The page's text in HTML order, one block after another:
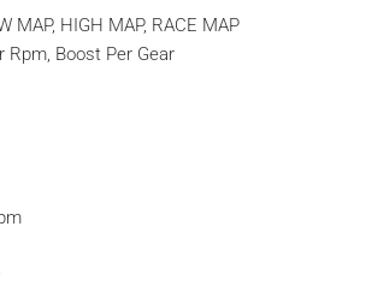
MAP, HIGH MAP, RACE MAP
Rpm, Boost Per Gear